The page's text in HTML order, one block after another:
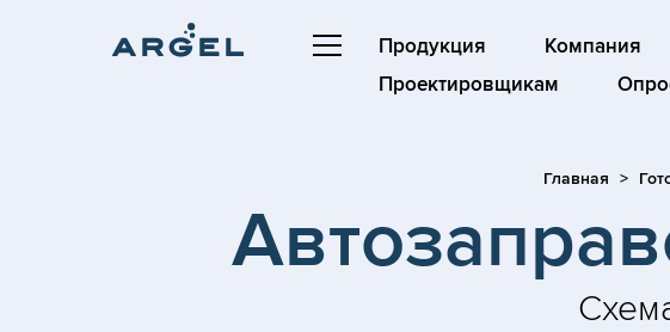
Продукция Компания
Проектировщикам
Главная